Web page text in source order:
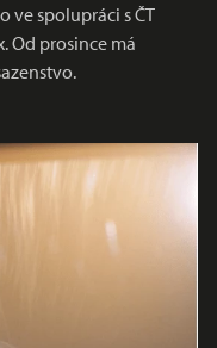
ve spolupráci s ČT
Od prosince má